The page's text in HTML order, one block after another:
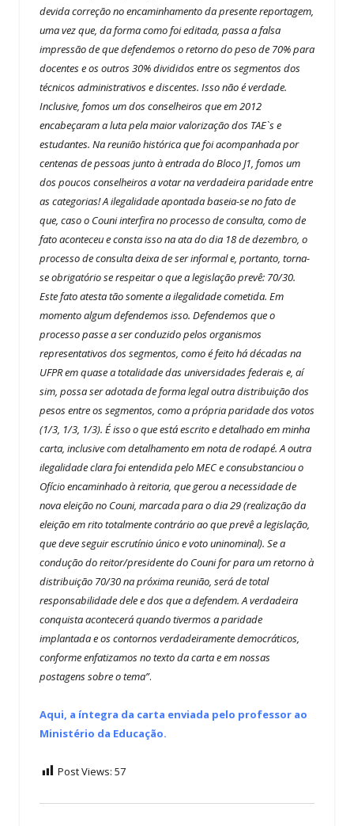
devida correção no encaminhamento da presente reportagem,
uma vez que, da forma como foi editada, passa a falsa
impressão de que defendemos o retorno do peso de 70% para
docentes e os outros 30% divididos entre os segmentos dos
técnicos administrativos e discentes. Isso não é verdade.
Inclusive, fomos um dos conselheiros que em 2012
encabeçaram a luta pela maior valorização dos TAE`s e
estudantes. Na reunião histórica que foi acompanhada por
centenas de pessoas junto à entrada do Bloco J1, fomos um
dos poucos conselheiros a votar na verdadeira paridade entre
as categorias! A ilegalidade apontada baseia-se no fato de
que, caso o Couni interfira no processo de consulta, como de
fato aconteceu e consta isso na ata do dia 18 de dezembro, o
processo de consulta deixa de ser informal e, portanto, torna-
se obrigatório se respeitar o que a legislação prevê: 70/30.
Este fato atesta tão somente a ilegalidade cometida. Em
momento algum defendemos isso. Defendemos que o
processo passe a ser conduzido pelos organismos
representativos dos segmentos, como é feito há décadas na
UFPR em quase a totalidade das universidades federais e, aí
sim, possa ser adotada de forma legal outra distribuição dos
pesos entre os segmentos, como a própria paridade dos votos
(1/3, 1/3, 1/3). É isso o que está escrito e detalhado em minha
carta, inclusive com detalhamento em nota de rodapé. A outra
ilegalidade clara foi entendida pelo MEC e consubstanciou o
Ofício encaminhado à reitoria, que gerou a necessidade de
nova eleição no Couni, marcada para o dia 29 (realização da
eleição em rito totalmente contrário ao que prevê a legislação,
que deve seguir escrutínio único e voto uninominal). Se a
condução do reitor/presidente do Couni for para um retorno à
distribuição 70/30 na próxima reunião, será de total
responsabilidade dele e dos que a defendem. A verdadeira
conquista acontecerá quando tivermos a paridade
implantada e os contornos verdadeiramente democráticos,
conforme enfatizamos no texto da carta e em nossas
postagens sobre o tema”.
Aqui, a íntegra da carta enviada pelo professor ao
Ministério da Educação.
Post Views: 57